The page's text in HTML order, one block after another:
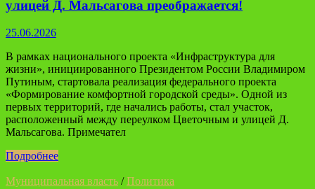
улицей Д. Мальсагова преображается!
25.06.2026
В рамках национального проекта «Инфраструктура для
жизни», инициированного Президентом России Владимиром
Путиным, стартовала реализация федерального проекта
«Формирование комфортной городской среды». Одной из
первых территорий, где начались работы, стал участок,
расположенный между переулком Цветочным и улицей Д.
Мальсагова. Примечател
Подробнее
Муниципальная власть /Политика